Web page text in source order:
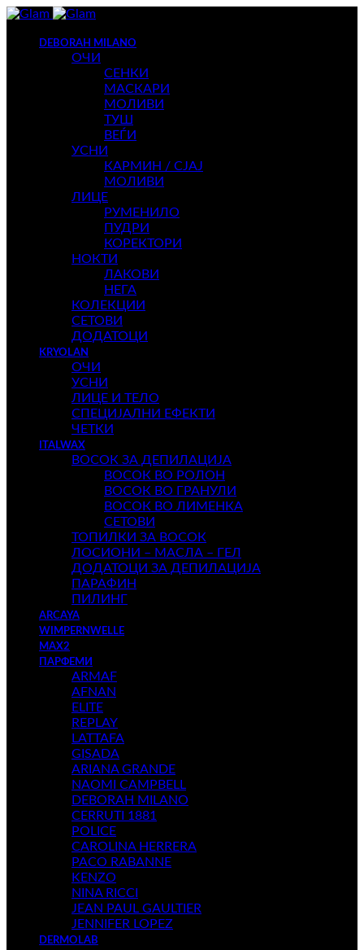
DEBORAH MILANO
ОЧИ
СЕНКИ
МАСКАРИ
МОЛИВИ
ТУШ
ВЕЃИ
УСНИ
КАРМИН / СЈАЈ
МОЛИВИ
ЛИЦЕ
РУМЕНИЛО
ПУДРИ
КОРЕКТОРИ
НОКТИ
ЛАКОВИ
НЕГА
КОЛЕКЦИИ
СЕТОВИ
ДОДАТОЦИ
KRYOLAN
ОЧИ
УСНИ
ЛИЦЕ И ТЕЛО
СПЕЦИЈАЛНИ ЕФЕКТИ
ЧЕТКИ
ITALWAX
ВОСОК ЗА ДЕПИЛАЦИЈА
ВОСОК ВО РОЛОН
ВОСОК ВО ГРАНУЛИ
ВОСОК ВО ЛИМЕНКА
СЕТОВИ
ТОПИЛКИ ЗА ВОСОК
ЛОСИОНИ – МАСЛА – ГЕЛ
ДОДАТОЦИ ЗА ДЕПИЛАЦИЈА
ПАРАФИН
ПИЛИНГ
ARCAYA
WIMPERNWELLE
MAX2
ПАРФЕМИ
ARMAF
AFNAN
ELITE
REPLAY
LATTAFA
GISADA
ARIANA GRANDE
NAOMI CAMPBELL
DEBORAH MILANO
CERRUTI 1881
POLICE
CAROLINA HERRERA
PACO RABANNE
KENZO
NINA RICCI
JEAN PAUL GAULTIER
JENNIFER LOPEZ
DERMOLAB